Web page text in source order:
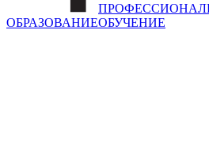
ОБРАЗОВАНИЕОБУЧЕНИЕ